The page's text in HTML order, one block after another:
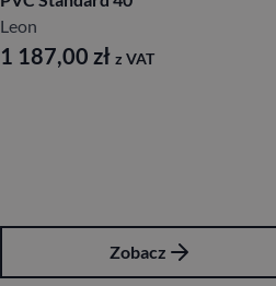
Leon
1 187,00 zł z VAT
Zobacz